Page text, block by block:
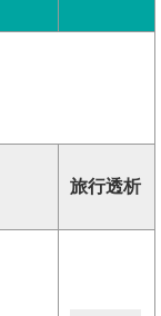
旅行透析